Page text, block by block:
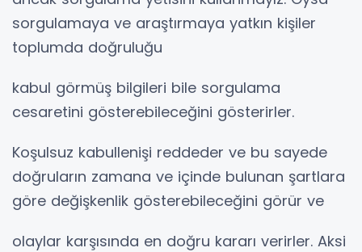
sorgulamaya ve araştırmaya yatkın kişiler
toplumda doğruluğu
kabul görmüş bilgileri bile sorgulama
cesaretini gösterebileceğini gösterirler.
Koşulsuz kabullenişi reddeder ve bu sayede
doğruların zamana ve içinde bulunan şartlara
göre değişkenlik gösterebileceğini görür ve
olaylar karşısında en doğru kararı verirler. Aksi